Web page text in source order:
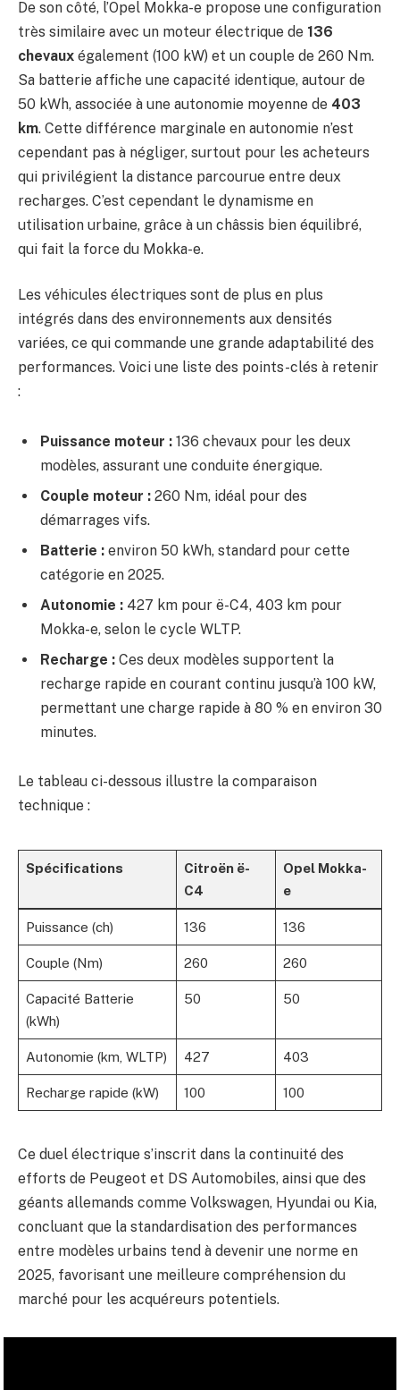
De son côté, l’Opel Mokka-e propose une configuration
très similaire avec un moteur électrique de 136
chevaux également (100 kW) et un couple de 260 Nm.
Sa batterie affiche une capacité identique, autour de
50 kWh, associée à une autonomie moyenne de 403
km. Cette différence marginale en autonomie n’est
cependant pas à négliger, surtout pour les acheteurs
qui privilégient la distance parcourue entre deux
recharges. C’est cependant le dynamisme en
utilisation urbaine, grâce à un châssis bien équilibré,
qui fait la force du Mokka-e.
Les véhicules électriques sont de plus en plus
intégrés dans des environnements aux densités
variées, ce qui commande une grande adaptabilité des
performances. Voici une liste des points-clés à retenir
:
Puissance moteur : 136 chevaux pour les deux
modèles, assurant une conduite énergique.
Couple moteur : 260 Nm, idéal pour des
démarrages vifs.
Batterie : environ 50 kWh, standard pour cette
catégorie en 2025.
Autonomie : 427 km pour ë-C4, 403 km pour
Mokka-e, selon le cycle WLTP.
Recharge : Ces deux modèles supportent la
recharge rapide en courant continu jusqu’à 100 kW,
permettant une charge rapide à 80 % en environ 30
minutes.
Le tableau ci-dessous illustre la comparaison
technique :
Spécifications
Citroën ë-
C4
Opel Mokka-
e
Puissance (ch) 136 136
Couple (Nm) 260 260
Capacité Batterie
(kWh)
50 50
Autonomie (km, WLTP) 427 403
Recharge rapide (kW) 100 100
Ce duel électrique s’inscrit dans la continuité des
efforts de Peugeot et DS Automobiles, ainsi que des
géants allemands comme Volkswagen, Hyundai ou Kia,
concluant que la standardisation des performances
entre modèles urbains tend à devenir une norme en
2025, favorisant une meilleure compréhension du
marché pour les acquéreurs potentiels.